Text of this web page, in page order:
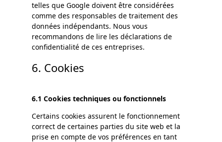
telles que Google doivent être considérées
comme des responsables de traitement des
données indépendants. Nous vous
recommandons de lire les déclarations de
confidentialité de ces entreprises.
6. Cookies
6.1 Cookies techniques ou fonctionnels
Certains cookies assurent le fonctionnement
correct de certaines parties du site web et la
prise en compte de vos préférences en tant